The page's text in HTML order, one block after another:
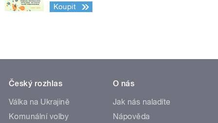
Koupit
Český rozhlas
Válka na Ukrajině
Komunální volby
O nás
Jak nás naladíte
Nápověda